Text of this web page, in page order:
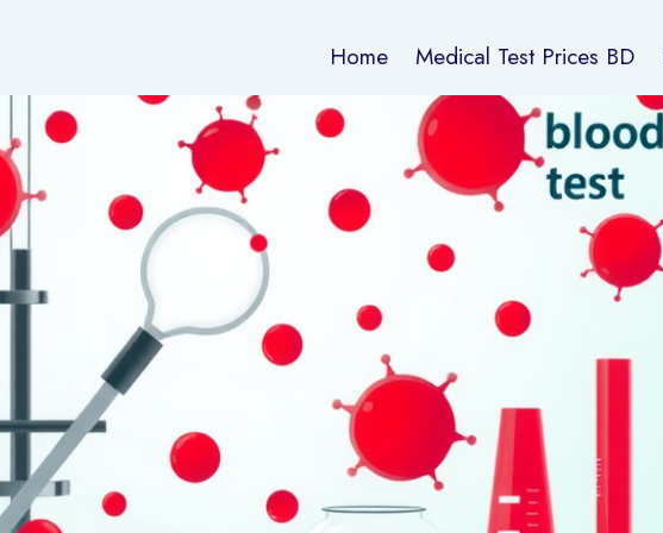
Home Medical Test Prices BD